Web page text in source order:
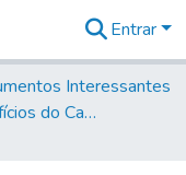
Entrar
Interessantes
Volume 70 - Ofícios do Capitão General Martins Lopes de Saldanha aos diversos funcionários da Capitania (1775-1776)